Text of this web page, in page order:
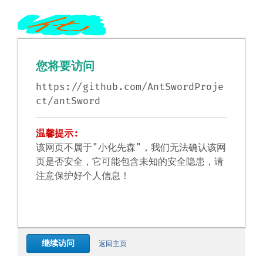
您将要访问
https://github.com/AntSwordProje
ct/antSword
温馨提示:
该网页不属于"小化先森"，我们无法确认该网
页是否安全，它可能包含未知的安全隐患，请
注意保护好个人信息！
继续访问 返回主页